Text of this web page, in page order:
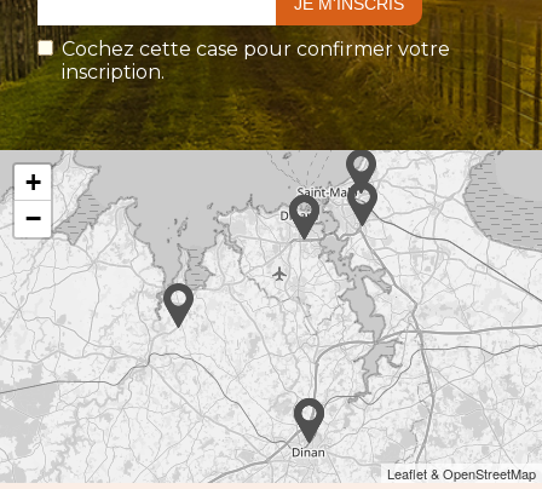
Cochez cette case pour confirmer votre
inscription.
+
−
Leaflet & OpenStreetMap